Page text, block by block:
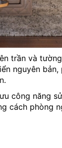
trần và
nguyên
công năng
cách phòng